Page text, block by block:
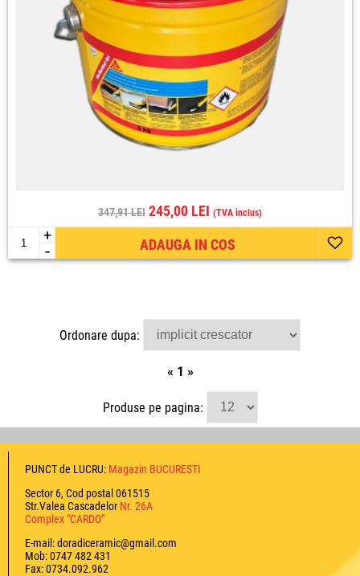
347,91 LEI 245,00 LEI (TVA inclus)
+
- ADAUGA IN COS
Ordonare dupa:
« 1 »
Produse pe pagina:
PUNCT de LUCRU: Magazin BUCURESTI
Sector 6, Cod postal 061515
Str.Valea Cascadelor Nr. 26A
Complex "CARDO"
E-mail: doradiceramic@gmail.com
Mob: 0747 482 431
Fax: 0734.092.962